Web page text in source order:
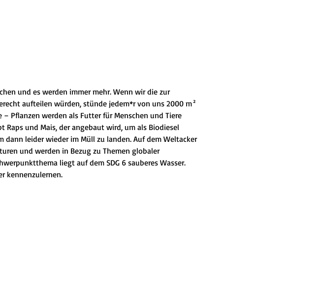
und es werden immer mehr. Wenn wir die zur
aufteilen würden, stünde jedem*r von uns 2000 m²
Pflanzen werden als Futter für Menschen und Tiere
und Mais, der angebaut wird, um als Biodiesel
leider wieder im Müll zu landen. Auf dem Weltacker
und werden in Bezug zu Themen globaler
liegt auf dem SDG 6 sauberes Wasser.
kennenzulernen.